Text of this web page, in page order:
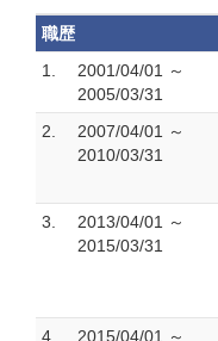
職歴
1.
2001/04/01 ～
2005/03/31
2.
2007/04/01 ～
2010/03/31
3.
2013/04/01 ～
2015/03/31
4. 2015/04/01 ～